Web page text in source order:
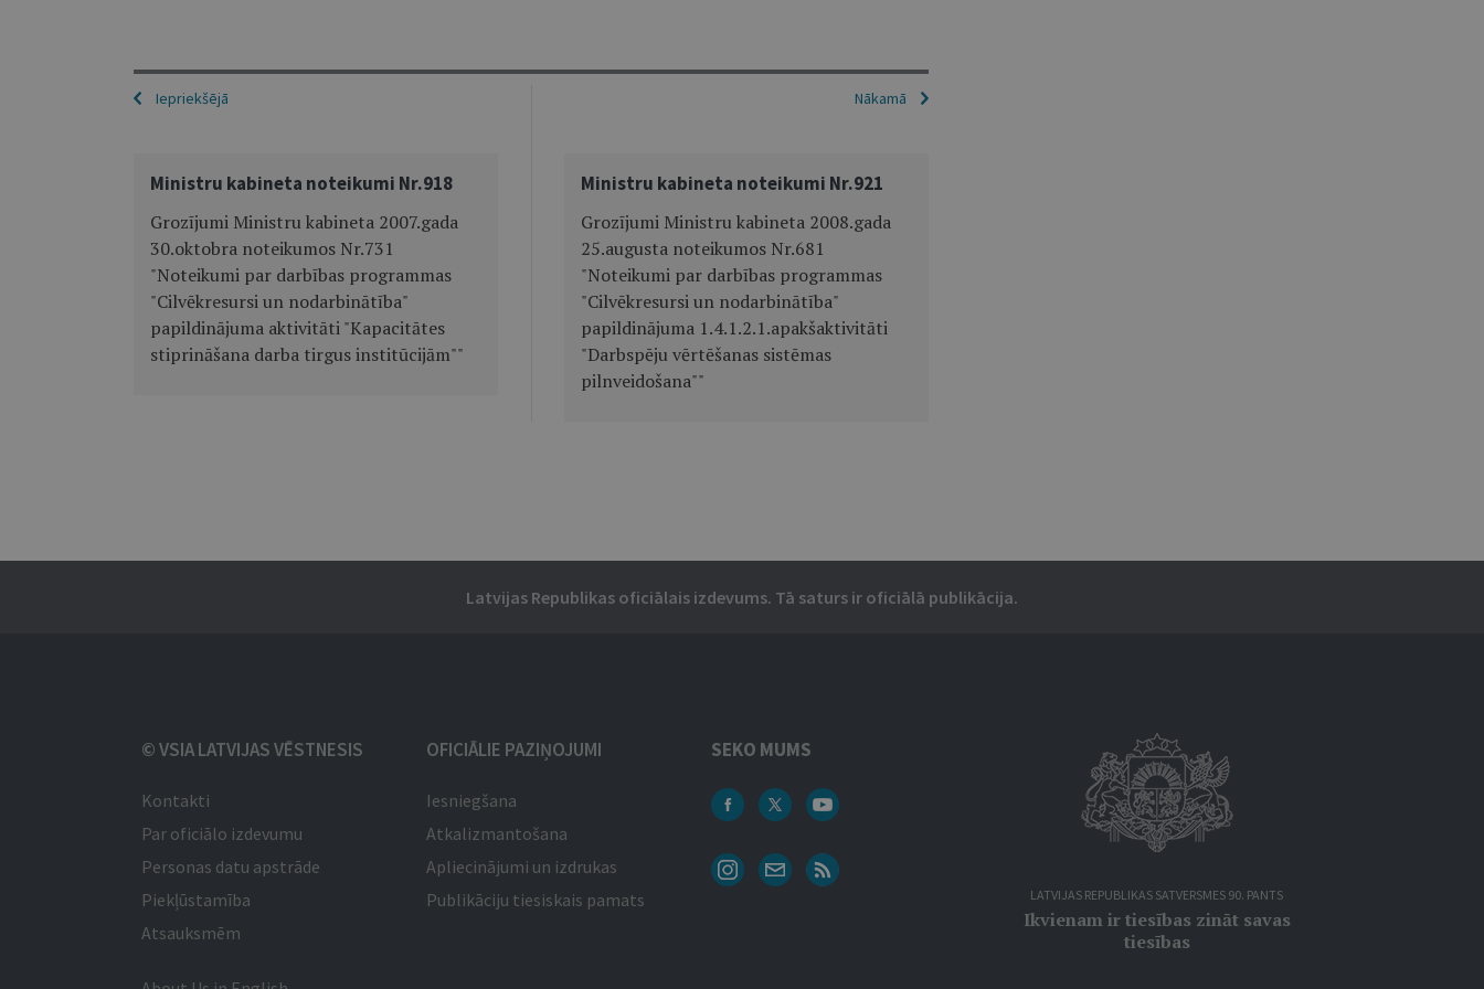
Iepriekšējā Nākamā
Ministru kabineta noteikumi Nr.918
Grozījumi Ministru kabineta 2007.gada
30.oktobra noteikumos Nr.731
"Noteikumi par darbības programmas
"Cilvēkresursi un nodarbinātība"
papildinājuma aktivitāti "Kapacitātes
stiprināšana darba tirgus institūcijām""
Ministru kabineta noteikumi Nr.921
Grozījumi Ministru kabineta 2008.gada
25.augusta noteikumos Nr.681
"Noteikumi par darbības programmas
"Cilvēkresursi un nodarbinātība"
papildinājuma 1.4.1.2.1.apakšaktivitāti
"Darbspēju vērtēšanas sistēmas
pilnveidošana""
Latvijas Republikas oficiālais izdevums. Tā saturs ir oficiālā publikācija.
© VSIA LATVIJAS VĒSTNESIS
Kontakti
Par oficiālo izdevumu
Personas datu apstrāde
Piekļūstamība
Atsauksmēm
OFICIĀLIE PAZIŅOJUMI
Iesniegšana
Atkalizmantošana
Apliecinājumi un izdrukas
Publikāciju tiesiskais pamats
SEKO MUMS
LATVIJAS REPUBLIKAS SATVERSMES 90. PANTS
Ikvienam ir tiesības zināt savas
tiesības